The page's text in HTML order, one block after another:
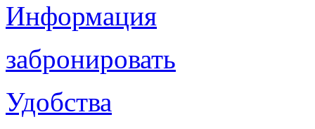
Информация
забронировать
Удобства